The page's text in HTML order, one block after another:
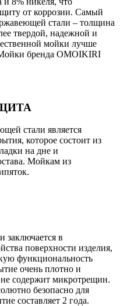
от коррозии. Самый
стали – толщина
твердой, надежной и
мойки лучше
бренда OMOIKIRI
стали является
которое состоит из
на дне и
Мойкам из
заключается в
поверхности изделия,
функциональность
очень плотно и
содержит микротрещин.
безопасно для
составляет 2 года.